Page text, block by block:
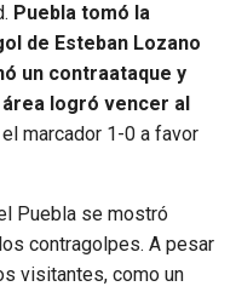
Puebla tomó la
de Esteban Lozano
un contraataque y
logró vencer al
marcador 1-0 a favor
Puebla se mostró
contragolpes. A pesar
visitantes, como un